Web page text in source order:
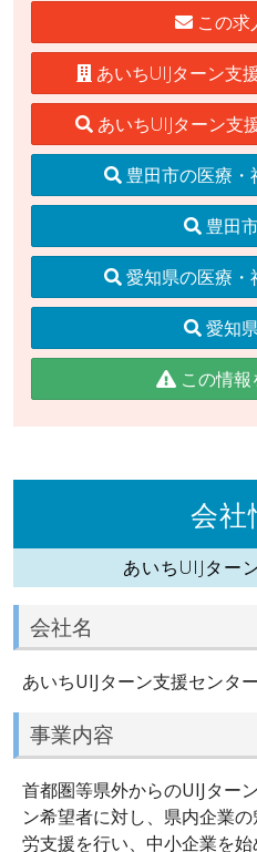
この求
あいちUIJターン支
あいちUIJターン支
豊田市の医療・
豊田
愛知県の医療・
愛知
この情
会社
あいちUIJター
会社名
あいちUIJターン支援センター
事業内容
首都圏等県外からのUIJター
ン希望者に対し、県内企業
労支援を行い、中小企業を